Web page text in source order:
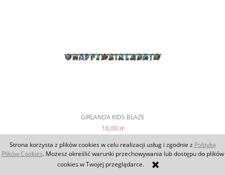
Strona korzysta z plików cookies w celu realizacji usług i zgodnie z Polityką
Plików Cookies. Możesz określić warunki przechowywania lub dostępu do plików
cookies w Twojej przeglądarce.
GIRLANDA KIDS BLAZE
16,00 zł
do koszyka